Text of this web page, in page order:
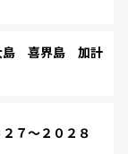
島 喜界島 加計
７～２０２８